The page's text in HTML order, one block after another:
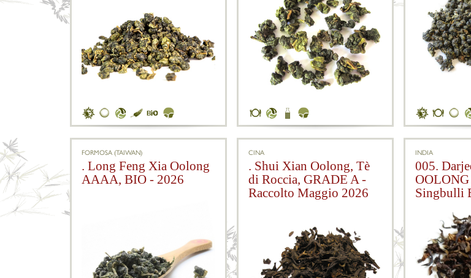
FORMOSA (TAIWAN)
. Long Feng Xia Oolong
AAAA, BIO - 2026
CINA
. Shui Xian Oolong, Tè
di Roccia, GRADE A -
Raccolto Maggio 2026
INDIA
005.
Singbulli